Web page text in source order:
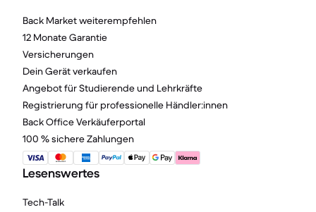
Back Market weiterempfehlen
12 Monate Garantie
Versicherungen
Dein Gerät verkaufen
Angebot für Studierende und Lehrkräfte
Registrierung für professionelle Händler:innen
Back Office Verkäuferportal
100 % sichere Zahlungen
Lesenswertes
Tech-Talk